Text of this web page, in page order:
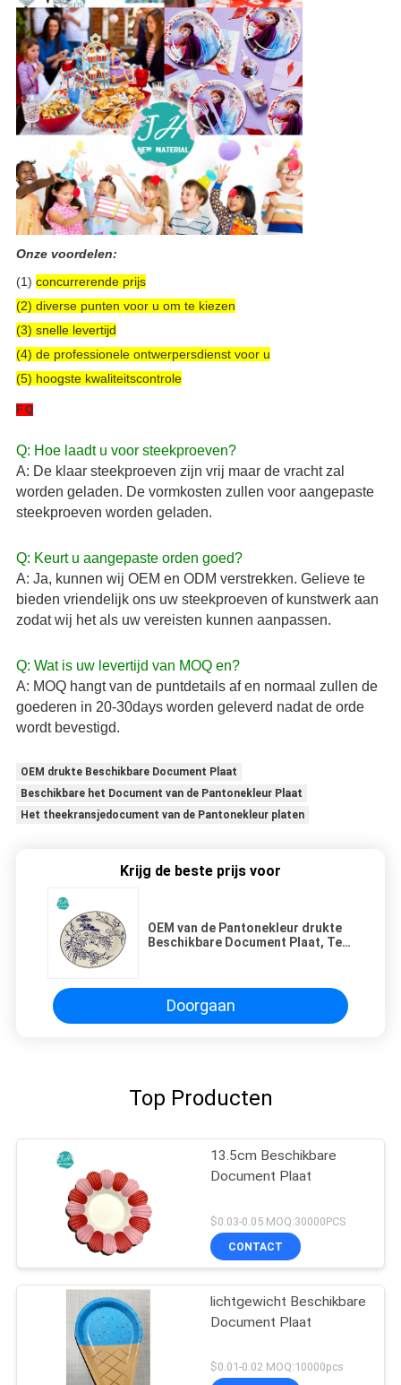
Onze voordelen:
(1) concurrerende prijs
(2) diverse punten voor u om te kiezen
(3) snelle levertijd
(4) de professionele ontwerpersdienst voor u
(5) hoogste kwaliteitscontrole
F Q
Q: Hoe laadt u voor steekproeven?
A: De klaar steekproeven zijn vrij maar de vracht zal
worden geladen. De vormkosten zullen voor aangepaste
steekproeven worden geladen.
Q: Keurt u aangepaste orden goed?
A: Ja, kunnen wij OEM en ODM verstrekken. Gelieve te
bieden vriendelijk ons uw steekproeven of kunstwerk aan
zodat wij het als uw vereisten kunnen aanpassen.
Q: Wat is uw levertijd van MOQ en?
A: MOQ hangt van de puntdetails af en normaal zullen de
goederen in 20-30days worden geleverd nadat de orde
wordt bevestigd.
OEM drukte Beschikbare Document Plaat
Beschikbare het Document van de Pantonekleur Plaat
Het theekransjedocument van de Pantonekleur platen
Krijg de beste prijs voor
OEM van de Pantonekleur drukte
Beschikbare Document Plaat, Tea
Doorgaan
Top Producten
13.5cm Beschikbare
Document Plaat
$0.03-0.05 MOQ:30000PCS
CONTACT
lichtgewicht Beschikbare
Document Plaat
$0.01-0.02 MOQ:10000pcs